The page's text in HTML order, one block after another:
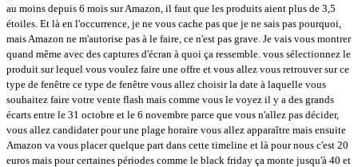
au moins depuis 6 mois sur Amazon, il faut que les produits aient plus de 3,5
étoiles. Et là en l'occurrence, je ne vous cache pas que je ne sais pas pourquoi,
mais Amazon ne m'autorise pas à le faire, ce n'est pas grave. Je vais vous montrer
quand même avec des captures d'écran à quoi ça ressemble. vous sélectionnez le
produit sur lequel vous voulez faire une offre et vous allez vous retrouver sur ce
type de fenêtre ce type de fenêtre vous allez choisir la date à laquelle vous
souhaitez faire votre vente flash mais comme vous le voyez il y a des grands
écarts entre le 31 octobre et le 6 novembre parce que vous n'allez pas décider,
vous allez candidater pour une plage horaire vous allez apparaître mais ensuite
Amazon va vous placer quelque part dans cette timeline et là pour nous c'est 20
euros mais pour certaines périodes comme le black friday ça monte jusqu'à 40 et